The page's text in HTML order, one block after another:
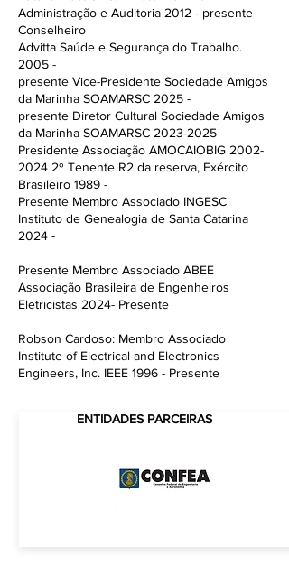
Administração e Auditoria 2012 - presente
Conselheiro
Advitta Saúde e Segurança do Trabalho.
2005 -
presente Vice-Presidente Sociedade Amigos
da Marinha SOAMARSC 2025 -
presente Diretor Cultural Sociedade Amigos
da Marinha SOAMARSC 2023-2025
Presidente Associação AMOCAIOBIG 2002-
2024 2º Tenente R2 da reserva, Exército
Brasileiro 1989 -
Presente Membro Associado INGESC
Instituto de Genealogia de Santa Catarina
2024 -
Presente Membro Associado ABEE
Associação Brasileira de Engenheiros
Eletricistas 2024- Presente
Robson Cardoso: Membro Associado
Institute of Electrical and Electronics
Engineers, Inc. IEEE 1996 - Presente
ENTIDADES PARCEIRAS